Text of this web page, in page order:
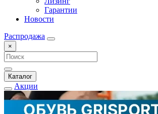
Гарантии
Новости
Распродажа
×
Каталог
Акции